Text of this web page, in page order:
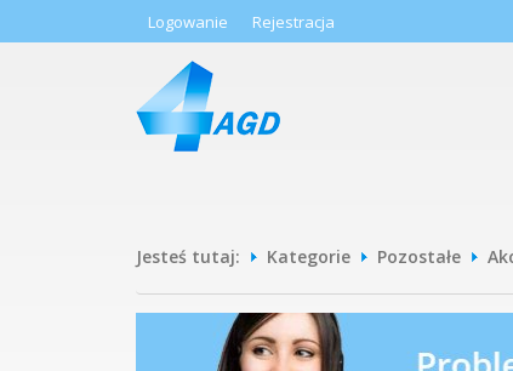
Logowanie Rejestracja
Jesteś tutaj: Kategorie Pozostałe